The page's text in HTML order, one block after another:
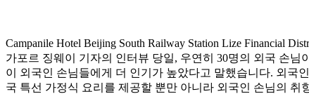
Campanile Hotel Beijing South Railway Station Lize Financial
가포르 징웨이 기자의 인터뷰 당일, 우연히 30명의 외국 손
이 외국인 손님들에게 더 인기가 높았다고 말했습니다. 외국
국 특선 가정식 요리를 제공할 뿐만 아니라 외국인 손님의